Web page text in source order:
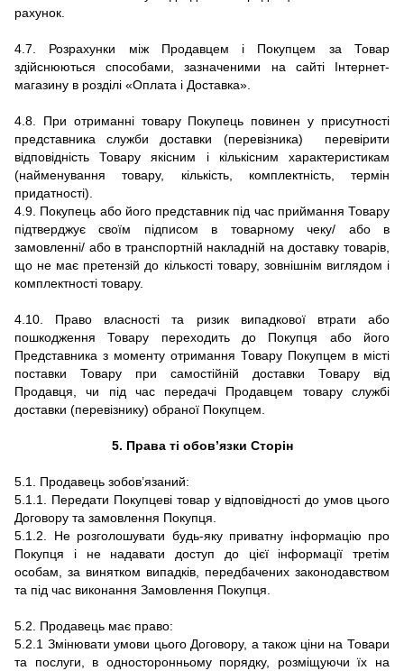
рахунок.
4.7.
Розрахунки між Продавцем і Покупцем за Товар
здійснюються способами, зазначеними на сайті
Інтернет-
магазину в розділі «Оплата і Доставка».
4.8.
При отриманні товару Покупець повинен у присутності
представника служби доставки (перевізника) перевірити
відповідність Товару якісним і кількісним характеристикам
(найменування товару, кількість, комплектність, термін
придатності).
4.9. Покупець або його представник під час приймання Товару
підтверджує своїм підписом в товарному чеку/ або в
замовленні/ або в транспортній накладній на доставку товарів,
що не має претензій до кількості товару, зовнішнім виглядом і
комплектності товару.
4.10. Право власності та ризик випадкової втрати або
пошкодження Товару переходить до Покупця або його
Представника з моменту отримання Товару Покупцем в місті
поставки Товару при самостійній доставки Товару від
Продавця, чи під час передачі Продавцем товару службі
доставки (перевізнику) обраної Покупцем.
5. Права ті обов’язки Сторін
5.1. Продавець зобов’язаний:
5.1.1. Передати Покупцеві товар у відповідності до умов цього
Договору та замовлення Покупця.
5.1.2. Не розголошувати будь-яку приватну інформацію про
Покупця і не надавати доступ до цієї інформації третім
особам, за винятком випадків, передбачених законодавством
та під час виконання Замовлення Покупця.
5.2. Продавець має право:
5.2.1 Змінювати умови цього Договору, а також ціни на Товари
та послуги, в односторонньому порядку, розміщуючи їх на